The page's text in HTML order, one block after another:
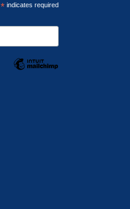
*indicates required